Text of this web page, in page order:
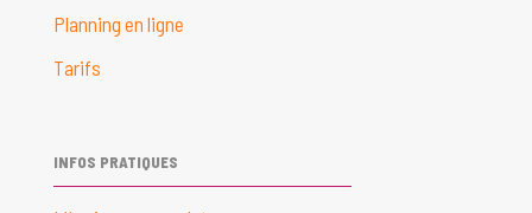
Planning en ligne
Tarifs
INFOS PRATIQUES